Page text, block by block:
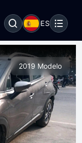
ES
2019 Modelo